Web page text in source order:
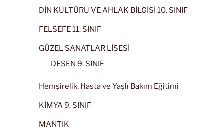
DİN KÜLTÜRÜ VE AHLAK BİLGİSİ 10. SINIF
FELSEFE 11. SINIF
GÜZEL SANATLAR LİSESİ
DESEN 9. SINIF
Hemşirelik, Hasta ve Yaşlı Bakım Eğitimi
KİMYA 9. SINIF
MANTIK